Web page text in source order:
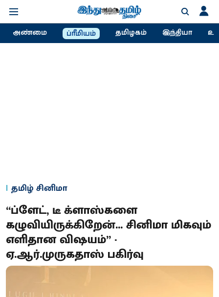
அண்மை ப்ரீமியம் தமிழகம் இந்தியா
தமிழ் சினிமா
“ப்ளேட், டீ க்ளாஸ்களை
கழுவியிருக்கிறேன்... சினிமா மிகவும்
எளிதான விஷயம்” -
ஏ.ஆர்.முருகதாஸ் பகிர்வு